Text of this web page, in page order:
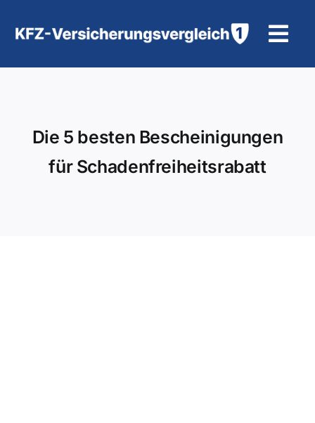
Inhalt
Hilfe und Kontakt
Die 5 besten Bescheinigungen
für Schadenfreiheitsrabatt